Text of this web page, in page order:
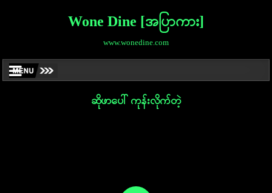
Wone Dine [အပြာကား]
www.wonedine.com
ဆိုဖာပေါ် ကုန်းလိုက်တဲ့